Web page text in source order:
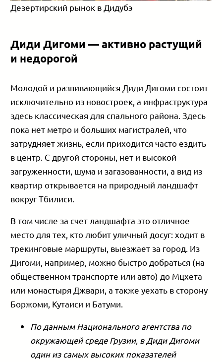
Дезертирский рынок в Дидубэ
Диди Дигоми — активно растущий
и недорогой
Молодой и развивающийся Диди Дигоми состоит
исключительно из новостроек, а инфраструктура
здесь классическая для спального района. Здесь
пока нет метро и больших магистралей, что
затрудняет жизнь, если приходится часто ездить
в центр. С другой стороны, нет и высокой
загруженности, шума и загазованности, а вид из
квартир открывается на природный ландшафт
вокруг Тбилиси.
В том числе за счет ландшафта это отличное
место для тех, кто любит уличный досуг: ходит в
трекинговые маршруты, выезжает за город. Из
Дигоми, например, можно быстро добраться (на
общественном транспорте или авто) до Мцхета
или монастыря Джвари, а также уехать в сторону
Боржоми, Кутаиси и Батуми.
По данным Национального агентства по
окружающей среде Грузии, в Диди Дигоми
один из самых высоких показателей